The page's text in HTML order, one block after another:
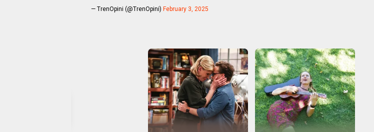
— TrenOpini (@TrenOpini) February 3, 2025